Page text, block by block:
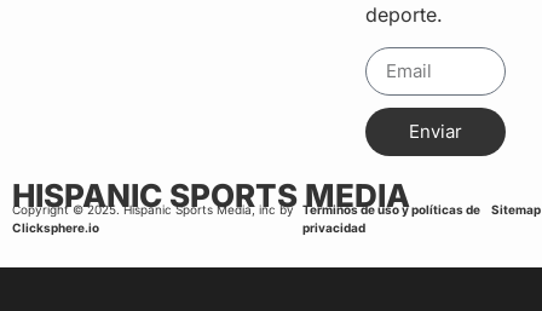
deporte.
Enviar
HISPANIC SPORTS MEDIA
Copyright © 2025. Hispanic Sports Media, inc by
Clicksphere.io
Terminos de uso y políticas de
privacidad
Sitemap